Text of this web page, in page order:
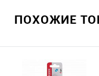
ПОХОЖИЕ